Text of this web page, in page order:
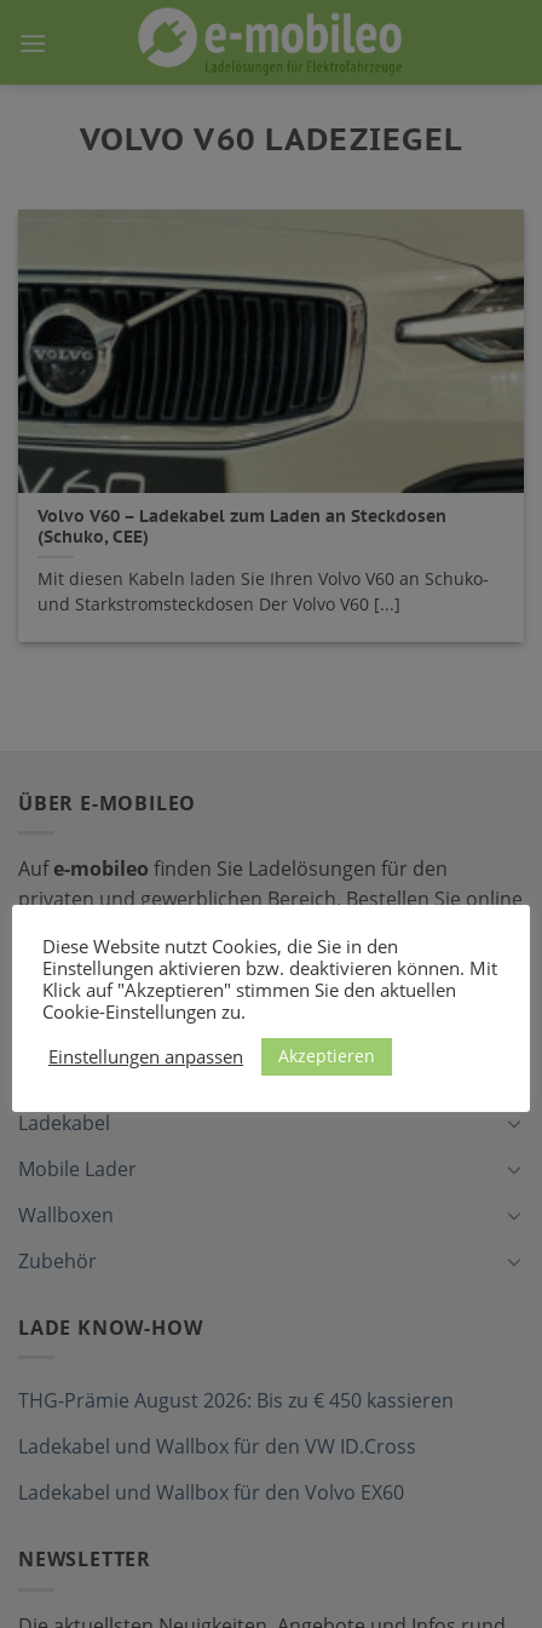
VOLVO V60 LADEZIEGEL
Volvo V60 – Ladekabel zum Laden an Steckdosen
(Schuko, CEE)
Mit diesen Kabeln laden Sie Ihren Volvo V60 an Schuko-
und Starkstromsteckdosen Der Volvo V60 [...]
ÜBER E-MOBILEO
Aufe-mobileo finden Sie Ladelösungen für den
privaten und gewerblichen Bereich. Bestellen Sie online
passenden Ladeequipment sind Sie für jede Situation
gerüstet!
LADEZUBEHÖR
Ladekabel
Mobile Lader
Wallboxen
Zubehör
LADE KNOW-HOW
THG-Prämie August 2026: Bis zu € 450 kassieren
Ladekabel und Wallbox für den VW ID.Cross
Ladekabel und Wallbox für den Volvo EX60
NEWSLETTER
Diese Website nutzt Cookies, die Sie in den
Einstellungen aktivieren bzw. deaktivieren können. Mit
Klick auf "Akzeptieren" stimmen Sie den aktuellen
Cookie-Einstellungen zu.
Einstellungen anpassen
Akzeptieren